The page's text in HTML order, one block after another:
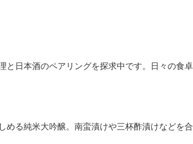
日本酒のペアリングを探求中です。日々の食
る純米大吟醸。南蛮漬けや三杯酢漬けなどを